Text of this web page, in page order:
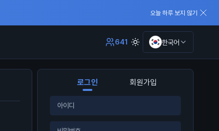
오늘 하루 보지 않기
641 한국어
로그인 회원가입